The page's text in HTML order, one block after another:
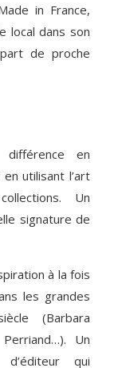
in France,
local dans son
de proche
en
utilisant l’art
Un
signature de
à la fois
les grandes
(Barbara
Un
qui